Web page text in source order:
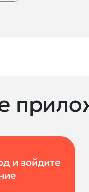
и войдите